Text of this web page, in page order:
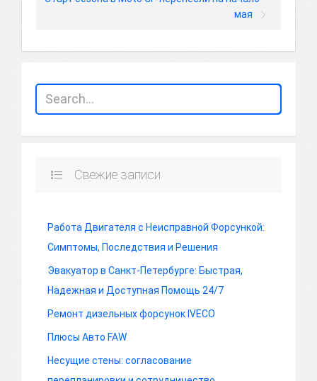
мая
Свежие записи
Работа Двигателя с Неисправной Форсункой:
Симптомы, Последствия и Решения
Эвакуатор в Санкт-Петербурге: Быстрая,
Надежная и Доступная Помощь 24/7
Ремонт дизельных форсунок IVECO
Плюсы Авто FAW
Несущие стены: согласование